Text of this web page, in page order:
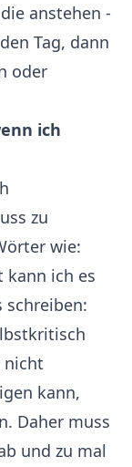
anstehen -
Tag, dann
oder
ich
zu
wie:
kann ich es
schreiben:
nicht
kann,
Daher muss
und zu mal